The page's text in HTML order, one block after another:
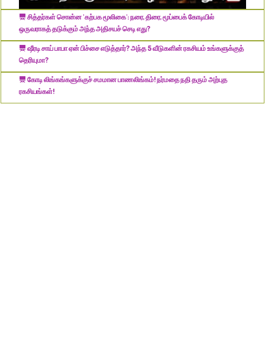
​சித்தர்கள் சொன்ன 'கற்பக மூலிகை': நரை, திரை, மூப்பைக் கோடியில்
ஒருவராகத் தடுக்கும் அந்த அதிசயச் செடி எது?
​ஷீரடி சாய் பாபா ஏன் பிச்சை எடுத்தார்? அந்த 5 வீடுகளின் ரகசியம் உங்களுக்குத்
தெரியுமா?
கோடி லிங்கங்களுக்குச் சமமான பாணலிங்கம்! நர்மதை நதி தரும் அற்புத
ரகசியங்கள்!